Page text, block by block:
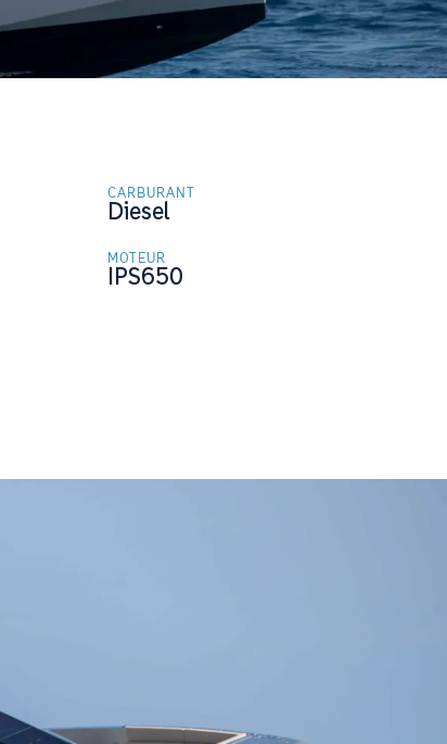
CARBURANT
Diesel
MOTEUR
IPS650